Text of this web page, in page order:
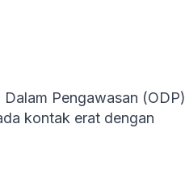
Pengawasan (ODP)
kontak erat dengan